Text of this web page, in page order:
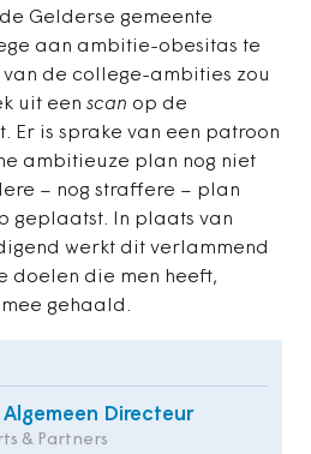
Gelderse gemeente
aan ambitie-obesitas te
van de college-ambities zou
uit een scan op de
Er is sprake van een patroon
ambitieuze plan nog niet
– nog straffere – plan
geplaatst. In plaats van
werkt dit verlammend
doelen die men heeft,
gehaald.
Directeur
& Partners